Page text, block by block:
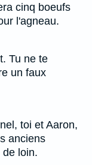
cinq boeufs
l'agneau.
Tu ne te
un faux
toi et Aaron,
anciens
loin.